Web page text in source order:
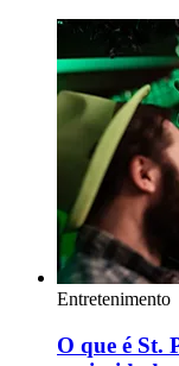
Entretenimento
O que é St.